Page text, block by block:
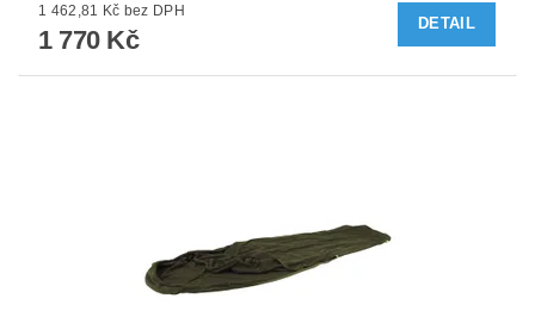
1 462,81 Kč bez DPH
1 770 Kč
DETAIL